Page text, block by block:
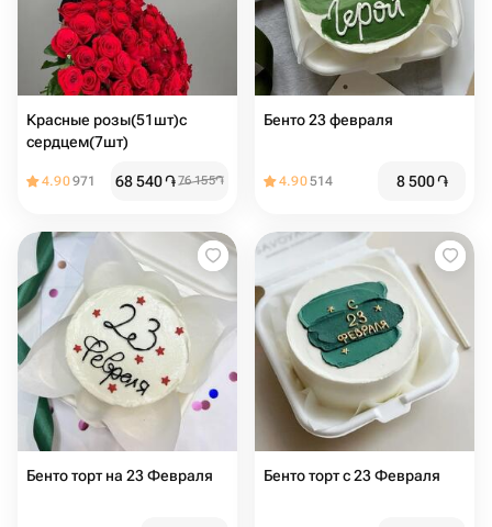
Красные розы(51шт)с
сердцем(7шт)
4.90971 68 540֏76 155֏
Бенто 23 февраля
4.90514 8 500֏
Бенто торт на 23 Февраля Бенто торт с 23 Февраля